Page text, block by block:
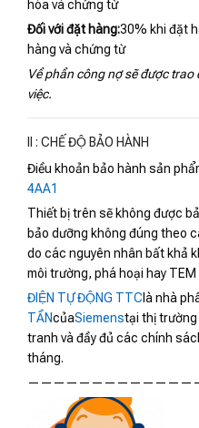
hóa và chứng từ
Đối với đặt hàng:30% khi đặt
hàng và chứng từ
Về phần công nợ sẽ được
việc.
II : CHẾ ĐỘ BẢO HÀNH
Điều khoản bảo hành sản
4AA1
Thiết bị trên sẽ không được
bảo dưỡng không đúng theo
do các nguyên nhân bất khả
môi trường, phá hoại hay
ĐIỆN TỰ ĐỘNG TTC là nhà
TẦNcủaSiemenstại thị trường
tranh và đầy đủ các chính
tháng.